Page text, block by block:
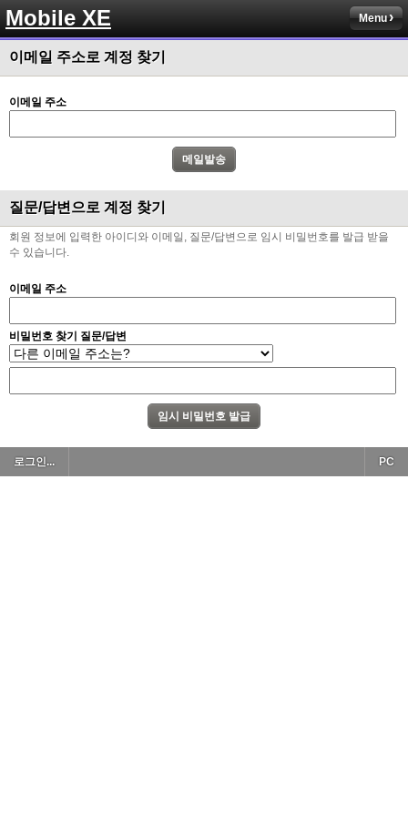
Mobile XE Menu
이메일 주소로 계정 찾기
이메일 주소
질문/답변으로 계정 찾기
회원 정보에 입력한 아이디와 이메일, 질문/답변으로 임시 비밀번호를 발급 받을
수 있습니다.
이메일 주소
비밀번호 찾기 질문/답변
로그인... PC